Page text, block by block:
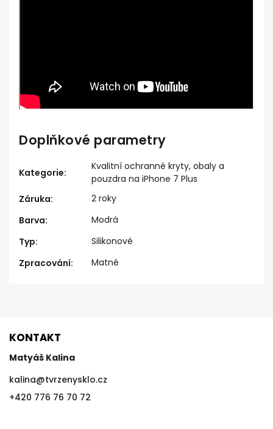
Doplňkové parametry
Kategorie:
Kvalitní ochranné kryty, obaly a
pouzdra na iPhone 7 Plus
Záruka:
2 roky
Barva:
Modrá
Typ:
Silikonové
Zpracování: Matné
KONTAKT
Matyáš Kalina
kalina@tvrzenysklo.cz
+420 776 76 70 72